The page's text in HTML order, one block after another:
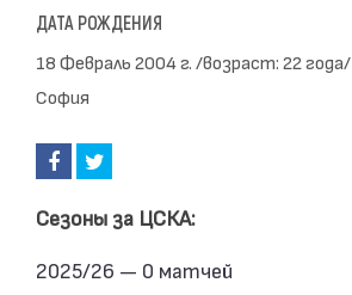
ДАТА РОЖДЕНИЯ
18 Февраль 2004 г. /возраст: 22 года/
София
Сезоны за ЦСКА:
2025/26 — 0 матчей